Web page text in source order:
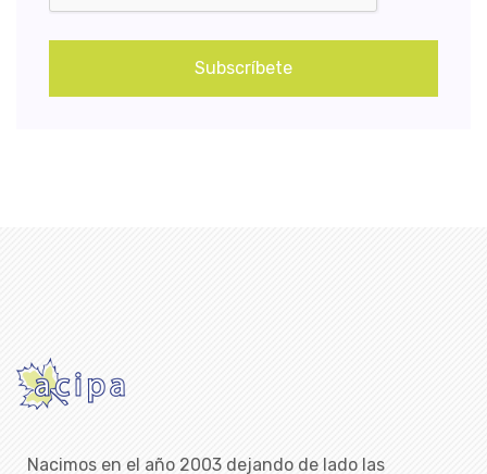
Subscríbete
Nacimos en el año 2003 dejando de lado las